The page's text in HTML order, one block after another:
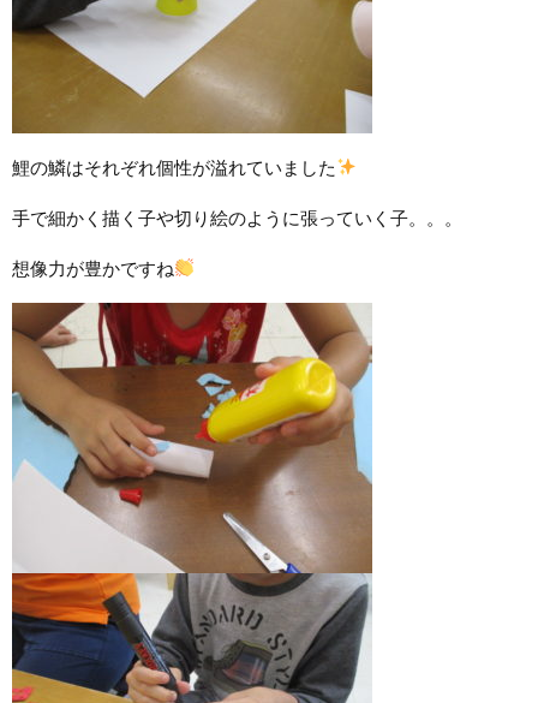
鯉の鱗はそれぞれ個性が溢れていました
手で細かく描く子や切り絵のように張っていく子。。。
想像力が豊かですね